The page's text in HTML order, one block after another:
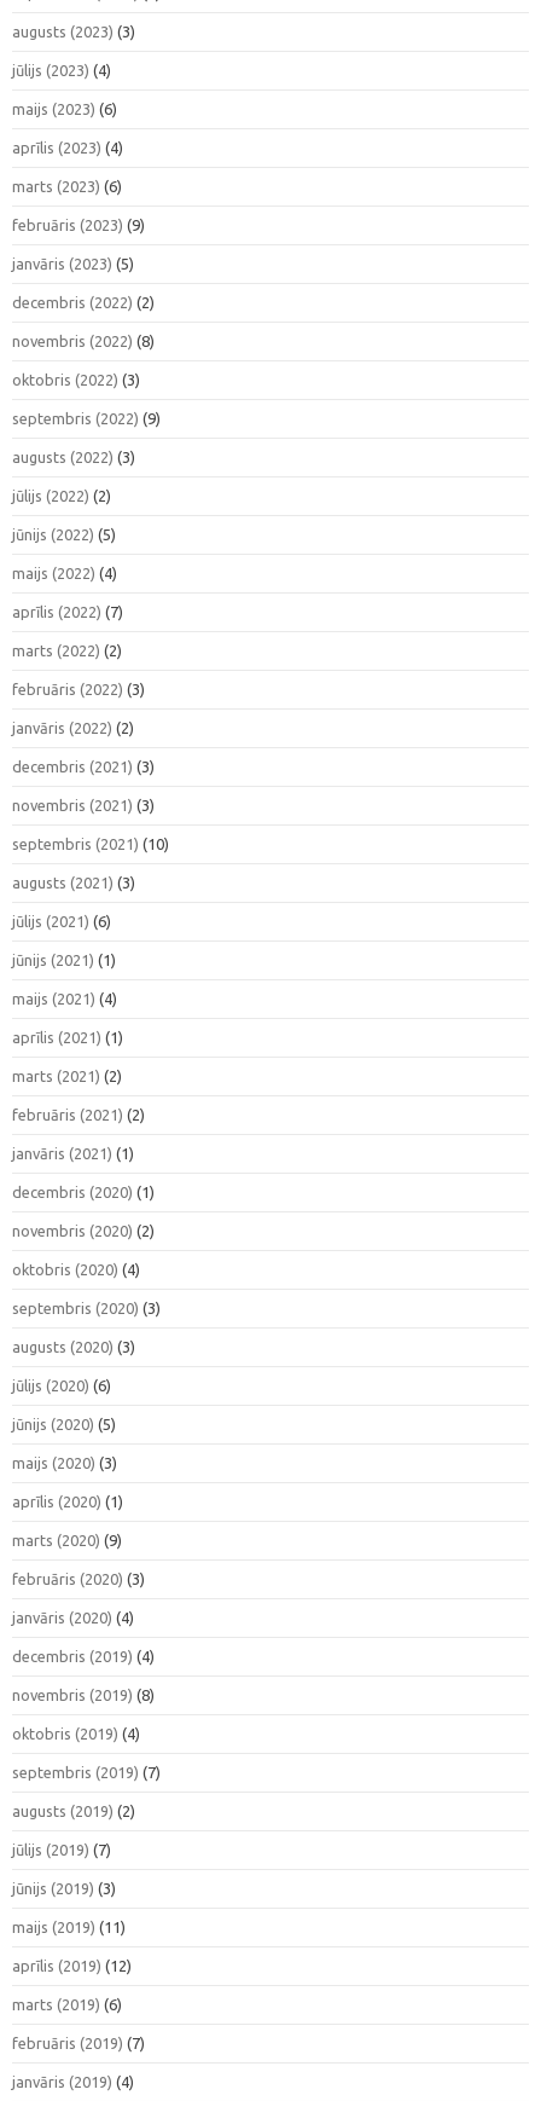
augusts (2023) (3)
jūlijs (2023) (4)
maijs (2023) (6)
aprīlis (2023) (4)
marts (2023) (6)
februāris (2023) (9)
janvāris (2023) (5)
decembris (2022) (2)
novembris (2022) (8)
oktobris (2022) (3)
septembris (2022) (9)
augusts (2022) (3)
jūlijs (2022) (2)
jūnijs (2022) (5)
maijs (2022) (4)
aprīlis (2022) (7)
marts (2022) (2)
februāris (2022) (3)
janvāris (2022) (2)
decembris (2021) (3)
novembris (2021) (3)
septembris (2021) (10)
augusts (2021) (3)
jūlijs (2021) (6)
jūnijs (2021) (1)
maijs (2021) (4)
aprīlis (2021) (1)
marts (2021) (2)
februāris (2021) (2)
janvāris (2021) (1)
decembris (2020) (1)
novembris (2020) (2)
oktobris (2020) (4)
septembris (2020) (3)
augusts (2020) (3)
jūlijs (2020) (6)
jūnijs (2020) (5)
maijs (2020) (3)
aprīlis (2020) (1)
marts (2020) (9)
februāris (2020) (3)
janvāris (2020) (4)
decembris (2019) (4)
novembris (2019) (8)
oktobris (2019) (4)
septembris (2019) (7)
augusts (2019) (2)
jūlijs (2019) (7)
jūnijs (2019) (3)
maijs (2019) (11)
aprīlis (2019) (12)
marts (2019) (6)
februāris (2019) (7)
janvāris (2019) (4)